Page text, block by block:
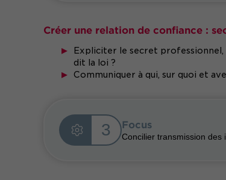
Créer une relation de confiance :
Expliciter le secret professionnel,
dit la loi ?
Communiquer à qui, sur quoi et
3 Focus
Concilier transmission des